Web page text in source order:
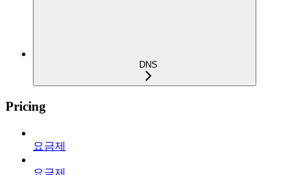
DNS
Pricing
요금제
요금제